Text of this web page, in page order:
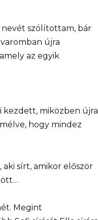
szólítottam, bár
újra
az egyik
kezdett, miközben újra
hogy mindez
sírt, amikor először
Megint